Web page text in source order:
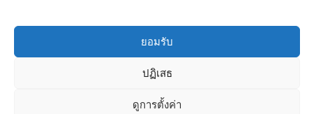
ยอมรับ
ปฏิเสธ
ดูการตั้งค่า